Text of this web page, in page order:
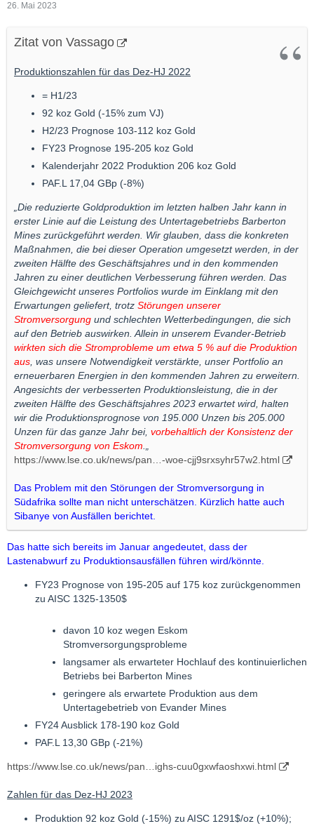
26. Mai 2023
Zitat von Vassago
Produktionszahlen für das Dez-HJ 2022
= H1/23
92 koz Gold (-15% zum VJ)
H2/23 Prognose 103-112 koz Gold
FY23 Prognose 195-205 koz Gold
Kalenderjahr 2022 Produktion 206 koz Gold
PAF.L 17,04 GBp (-8%)
„Die reduzierte Goldproduktion im letzten halben Jahr kann in
erster Linie auf die Leistung des Untertagebetriebs Barberton
Mines zurückgeführt werden. Wir glauben, dass die konkreten
Maßnahmen, die bei dieser Operation umgesetzt werden, in der
zweiten Hälfte des Geschäftsjahres und in den kommenden
Jahren zu einer deutlichen Verbesserung führen werden. Das
Gleichgewicht unseres Portfolios wurde im Einklang mit den
Erwartungen geliefert, trotz Störungen unserer
Stromversorgung und schlechten Wetterbedingungen, die sich
auf den Betrieb auswirken. Allein in unserem Evander-Betrieb
wirkten sich die Stromprobleme um etwa 5 % auf die Produktion
aus , was unsere Notwendigkeit verstärkte, unser Portfolio an
erneuerbaren Energien in den kommenden Jahren zu erweitern.
Angesichts der verbesserten Produktionsleistung, die in der
zweiten Hälfte des Geschäftsjahres 2023 erwartet wird, halten
wir die Produktionsprognose von 195.000 Unzen bis 205.000
Unzen für das ganze Jahr bei, vorbehaltlich der Konsistenz der
Stromversorgung von Eskom
https://www.lse.co.uk/news/pan…-woe-cjj9srxsyhr57w2.html
Das Problem mit den Störungen der Stromversorgung in
Südafrika sollte man nicht unterschätzen. Kürzlich hatte auch
Sibanye von Ausfällen berichtet.
Das hatte sich bereits im Januar angedeutet, dass der
Lastenabwurf zu Produktionsausfällen führen wird/könnte.
FY23 Prognose von 195-205 auf 175 koz zurückgenommen
zu AISC 1325-1350$
davon 10 koz wegen Eskom
Stromversorgungsprobleme
langsamer als erwarteter Hochlauf des kontinuierlichen
Betriebs bei Barberton Mines
geringere als erwartete Produktion aus dem
Untertagebetrieb von Evander Mines
FY24 Ausblick 178-190 koz Gold
PAF.L 13,30 GBp (-21%)
https://www.lse.co.uk/news/pan…ighs-cuu0gxwfaoshxwi.html
Zahlen für das Dez-HJ 2023
Produktion 92 koz Gold (-15%) zu AISC 1291$/oz (+10%);